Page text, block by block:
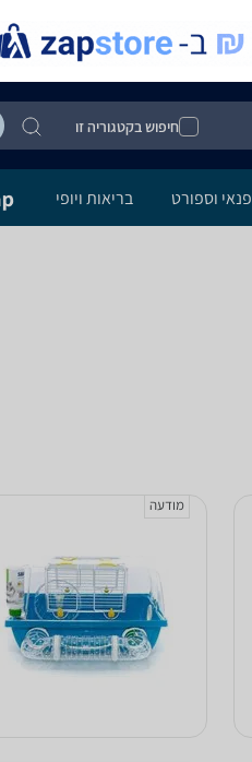
חיפוש בקטגוריה זו
פנאי וספורט בריאות ויופי
מודעה